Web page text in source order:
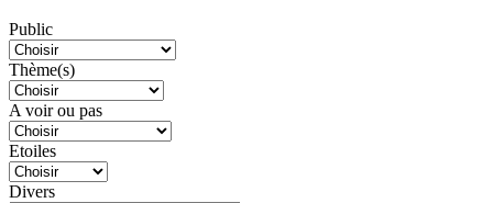
Public
Thème(s)
A voir ou pas
Etoiles
Divers